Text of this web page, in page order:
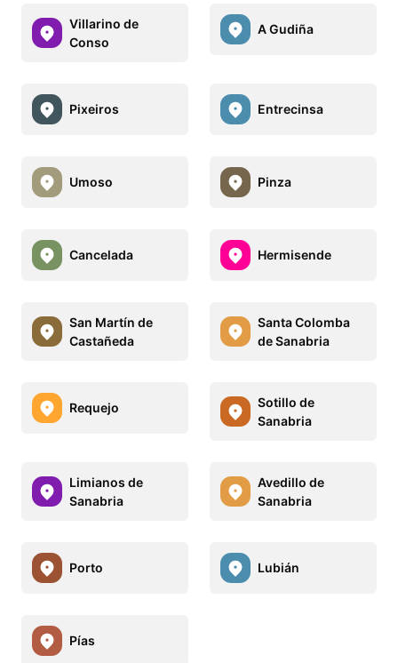
Villarino de
Conso
A Gudiña
Pixeiros Entrecinsa
Umoso Pinza
Cancelada Hermisende
San Martín de
Castañeda
Santa Colomba
de Sanabria
Requejo
Sotillo de
Sanabria
Limianos de
Sanabria
Avedillo de
Sanabria
Porto Lubián
Pías